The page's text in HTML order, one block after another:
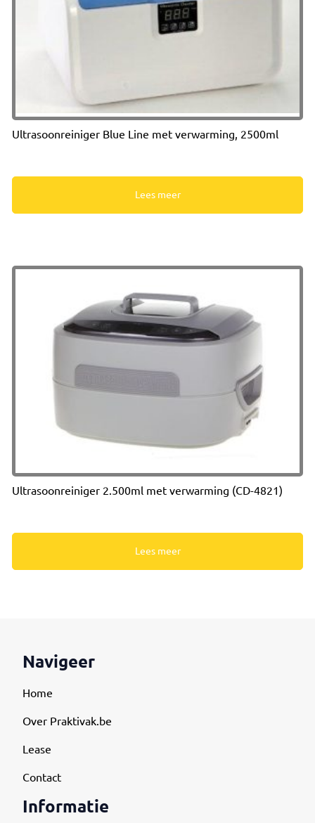
Ultrasoonreiniger Blue Line met verwarming, 2500ml
Lees meer
Ultrasoonreiniger 2.500ml met verwarming (CD-4821)
Lees meer
Navigeer
Home
Over Praktivak.be
Lease
Contact
Informatie